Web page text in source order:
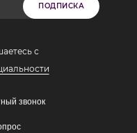
ПОДПИСКА
с
звонок